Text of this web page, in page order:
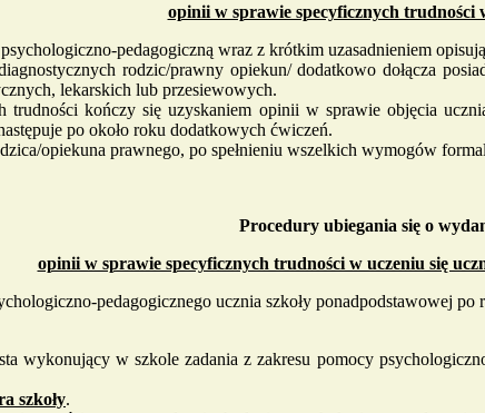
opinii w sprawie specyficznych trudności
pedagogiczną wraz z krótkim uzasadnieniem
rodzic/prawny opiekun/ dodatkowo dołącza
lekarskich lub przesiewowych.
kończy się uzyskaniem opinii w sprawie objęcia
po około roku dodatkowych ćwiczeń.
opiekuna prawnego, po spełnieniu wszelkich wymogów
Procedury ubiegania się o
opinii w sprawie specyficznych trudności w uczeniu się
pedagogicznego ucznia szkoły ponadpodstawowej
wykonujący w szkole zadania z zakresu pomocy
szkoły.